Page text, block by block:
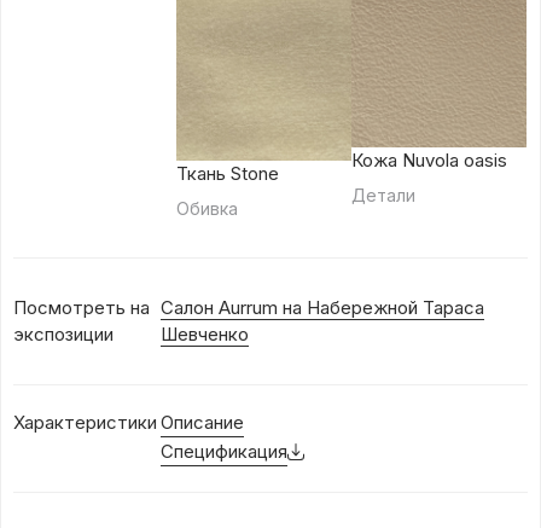
Ткань Stone
Обивка
Кожа Nuvola oasis
Детали
Посмотреть на
экспозиции
Салон Aurrum на Набережной Тараса
Шевченко
Характеристики Описание
Спецификация